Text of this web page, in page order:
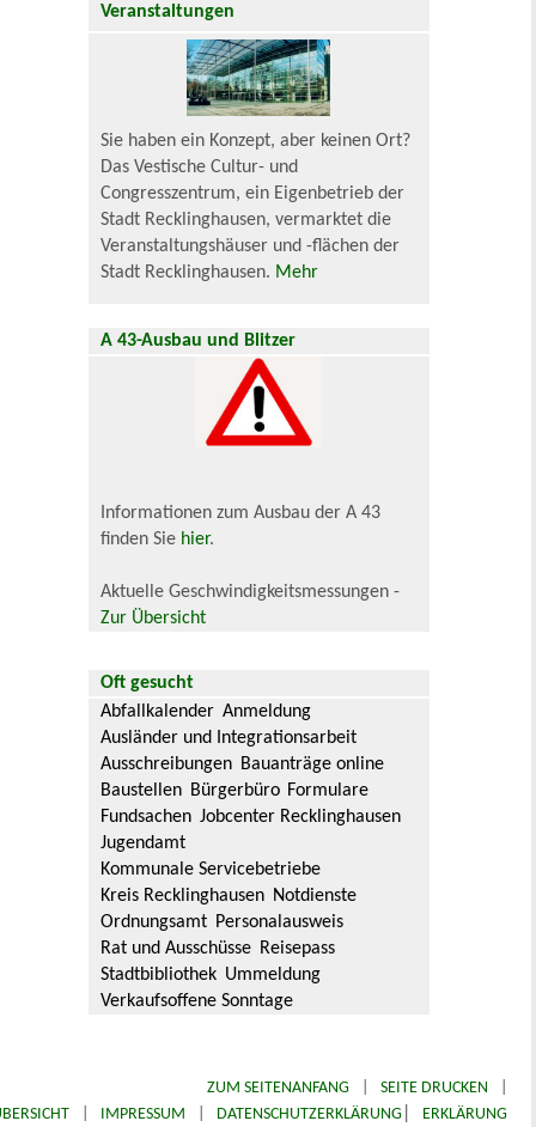
Veranstaltungen
Sie haben ein Konzept, aber keinen Ort?
Das Vestische Cultur- und
Congresszentrum, ein Eigenbetrieb der
Stadt Recklinghausen, vermarktet die
Veranstaltungshäuser und -flächen der
Stadt Recklinghausen. Mehr
A 43-Ausbau und Blitzer
Informationen zum Ausbau der A 43
finden Sie hier.
Aktuelle Geschwindigkeitsmessungen -
Zur Übersicht
Oft gesucht
Abfallkalender Anmeldung
Ausländer und Integrationsarbeit
Ausschreibungen Bauanträge online
Baustellen Bürgerbüro Formulare
Fundsachen Jobcenter Recklinghausen
Jugendamt
Kommunale Servicebetriebe
Kreis Recklinghausen Notdienste
Ordnungsamt Personalausweis
Rat und Ausschüsse Reisepass
Stadtbibliothek Ummeldung
Verkaufsoffene Sonntage
ZUM SEITENANFANG SEITE DRUCKEN
IMPRESSUM DATENSCHUTZERKLÄRUNG| ERKLÄRUNG